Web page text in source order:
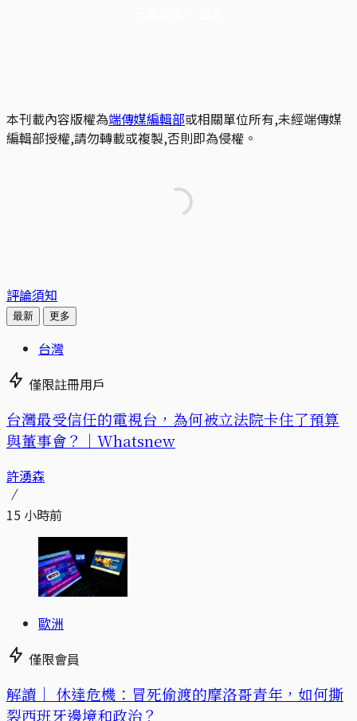
本刊載內容版權為端傳媒編輯部或相關單位所有,未經端傳媒
編輯部授權,請勿轉載或複製,否則即為侵權。
評論須知
最新 更多
台灣
僅限註冊用戶
台灣最受信任的電視台，為何被立法院卡住了預算
與董事會？｜Whatsnew
許湧森
15 小時前
歐洲
僅限會員
解讀｜ 休達危機：冒死偷渡的摩洛哥青年，如何撕
裂西班牙邊境和政治？